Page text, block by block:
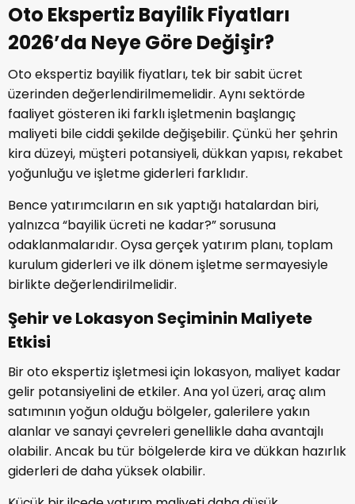
Oto Ekspertiz Bayilik Fiyatları
2026’da Neye Göre Değişir?
Oto ekspertiz bayilik fiyatları, tek bir sabit ücret
üzerinden değerlendirilmemelidir. Aynı sektörde
faaliyet gösteren iki farklı işletmenin başlangıç
maliyeti bile ciddi şekilde değişebilir. Çünkü her şehrin
kira düzeyi, müşteri potansiyeli, dükkan yapısı, rekabet
yoğunluğu ve işletme giderleri farklıdır.
Bence yatırımcıların en sık yaptığı hatalardan biri,
yalnızca “bayilik ücreti ne kadar?” sorusuna
odaklanmalarıdır. Oysa gerçek yatırım planı, toplam
kurulum giderleri ve ilk dönem işletme sermayesiyle
birlikte değerlendirilmelidir.
Şehir ve Lokasyon Seçiminin Maliyete
Etkisi
Bir oto ekspertiz işletmesi için lokasyon, maliyet kadar
gelir potansiyelini de etkiler. Ana yol üzeri, araç alım
satımının yoğun olduğu bölgeler, galerilere yakın
alanlar ve sanayi çevreleri genellikle daha avantajlı
olabilir. Ancak bu tür bölgelerde kira ve dükkan hazırlık
giderleri de daha yüksek olabilir.